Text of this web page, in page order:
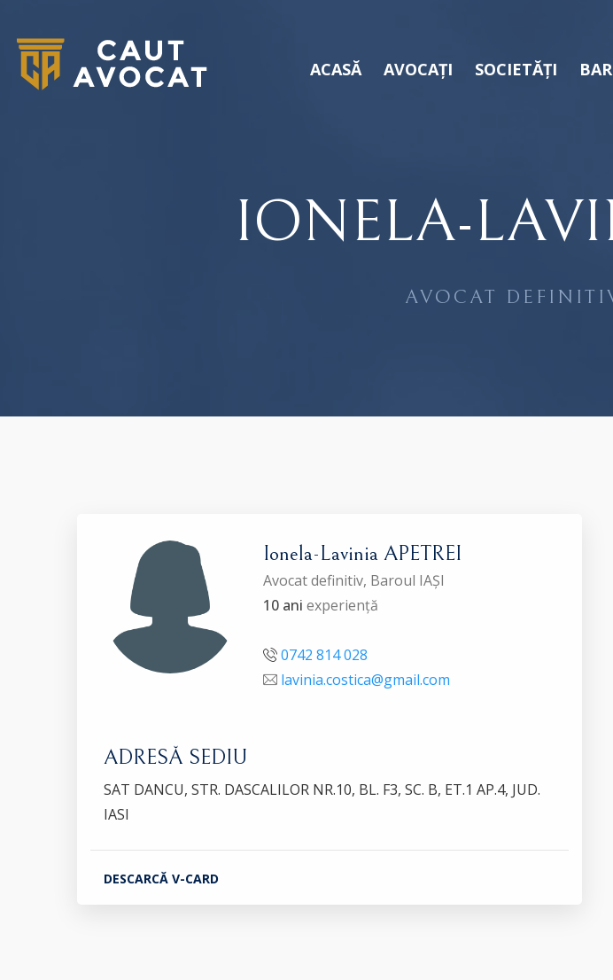
ACASĂ AVOCAȚI SOCIETĂȚI
IONELA-
AVOCAT
Ionela-Lavinia APETREI
Avocat definitiv, Baroul IAȘI
10 ani experiență
0742 814 028
lavinia.costica@gmail.com
ADRESĂ SEDIU
SAT DANCU, STR. DASCALILOR NR.10, BL. F3, SC. B, ET.1 AP.4, JUD.
IASI
DESCARCĂ V-CARD